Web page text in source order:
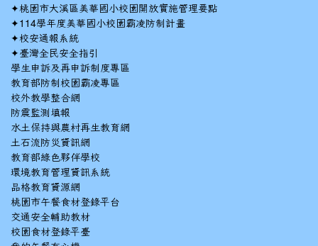
✦桃園市大溪區美華國小校園開放實施管理要點
✦114學年度美華國小校園霸凌防制計畫
✦校安通報系統
✦臺灣全民安全指引
學生申訴及再申訴制度專區
教育部防制校園霸凌專區
校外教學整合網
防震監測填報
水土保持與農村再生教育網
土石流防災資訊網
教育部綠色夥伴學校
環境教育管理資訊系統
品格教育資源網
桃園市午餐食材登錄平台
交通安全輔助教材
校園食材登錄平臺